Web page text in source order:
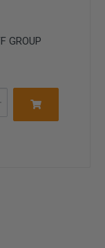
GROUP